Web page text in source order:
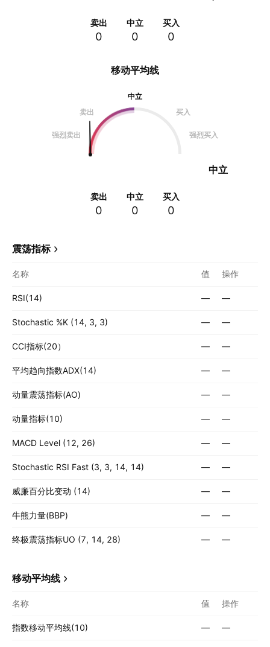
卖出
0
中立
0
买入
0
移动平均线
中立
卖出
买入
强烈卖出 强烈买入
中立
卖出
0
中立
0
买入
0
震荡指标
名称 值 操作
RSI(14) — —
Stochastic %K (14, 3, 3) — —
CCI指标(20） — —
平均趋向指数ADX(14) — —
动量震荡指标(AO) — —
动量指标(10) — —
MACD Level (12, 26) — —
Stochastic RSI Fast (3, 3, 14, 14) — —
威廉百分比变动 (14) — —
牛熊力量(BBP) — —
终极震荡指标UO (7, 14, 28) — —
移动平均线
名称 值 操作
指数移动平均线(10) — —